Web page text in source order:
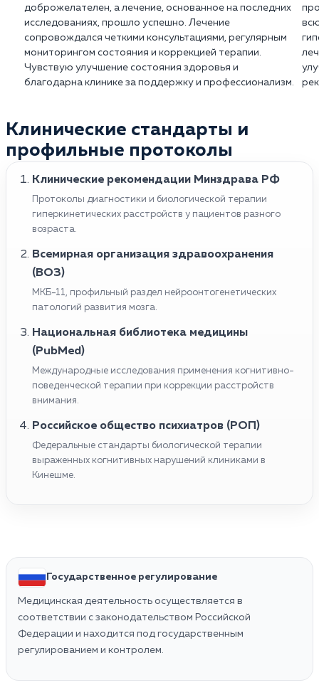
доброжелателен, а лечение, основанное на последних
исследованиях, прошло успешно. Лечение
сопровождался четкими консультациями, регулярным
мониторингом состояния и коррекцией терапии.
Чувствую улучшение состояния здоровья и
благодарна клинике за поддержку и профессионализм.
Клинические стандарты и
профильные протоколы
Клинические рекомендации Минздрава РФ
Протоколы диагностики и биологической терапии
гиперкинетических расстройств у пациентов разного
возраста.
Всемирная организация здравоохранения
(ВОЗ)
МКБ-11, профильный раздел нейроонтогенетических
патологий развития мозга.
Национальная библиотека медицины
(PubMed)
Международные исследования применения когнитивно-
поведенческой терапии при коррекции расстройств
внимания.
Российское общество психиатров (РОП)
Федеральные стандарты биологической терапии
выраженных когнитивных нарушений клиниками в
Кинешме.
Государственное регулирование
Медицинская деятельность осуществляется в
соответствии с законодательством Российской
Федерации и находится под государственным
регулированием и контролем.